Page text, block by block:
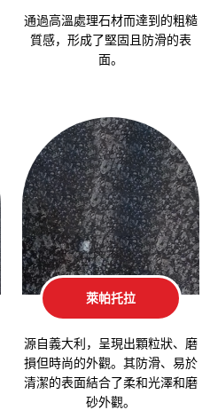
通過高溫處理石材而達到的粗糙
質感，形成了堅固且防滑的表
面。
萊帕托拉
源自義大利，呈現出顆粒狀、磨
損但時尚的外觀。其防滑、易於
清潔的表面結合了柔和光澤和磨
砂外觀。